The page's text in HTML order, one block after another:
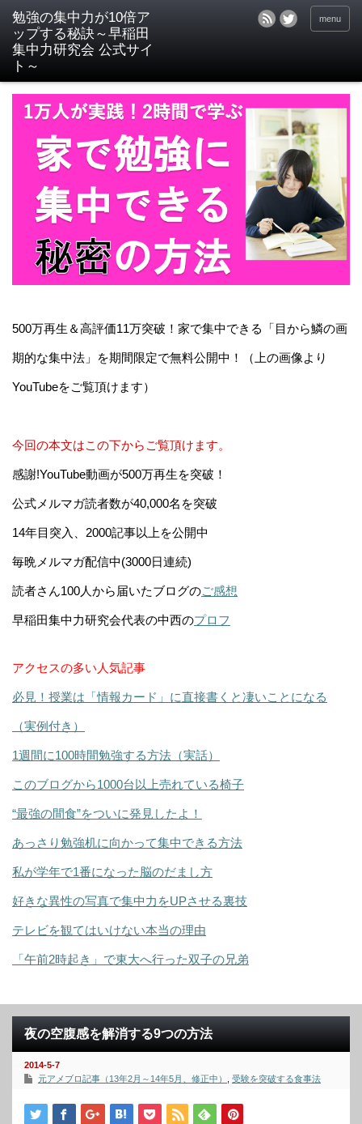
menu
500万再生＆高評価11万突破！家で集中できる「目から鱗の画
期的な集中法」を期間限定で無料公開中！（上の画像より
YouTubeをご覧頂けます）
今回の本文はこの下からご覧頂けます。
感謝!YouTube動画が500万再生を突破！
公式メルマガ読者数が40,000名を突破
14年目突入、2000記事以上を公開中
毎晩メルマガ配信中(3000日連続)
読者さん100人から届いたブログのご感想
早稲田集中力研究会代表の中西のプロフ
アクセスの多い人気記事
必見！授業は「情報カード」に直接書くと凄いことになる
（実例付き）
1週間に100時間勉強する方法（実話）
このブログから1000台以上売れている椅子
“最強の間食”をついに発見したよ！
あっさり勉強机に向かって集中できる方法
私が学年で1番になった脳のだまし方
好きな異性の写真で集中力をUPさせる裏技
テレビを観てはいけない本当の理由
「午前2時起き」で東大へ行った双子の兄弟
夜の空腹感を解消する9つの方法
2014-5-7
元アメブロ記事（13年2月～14年5月、修正中）
受験を突破する食事法